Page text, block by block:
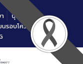
บุคลากร
นรอบโควตาคณะ